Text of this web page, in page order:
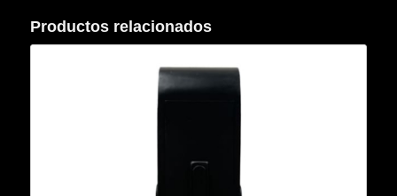
Productos relacionados